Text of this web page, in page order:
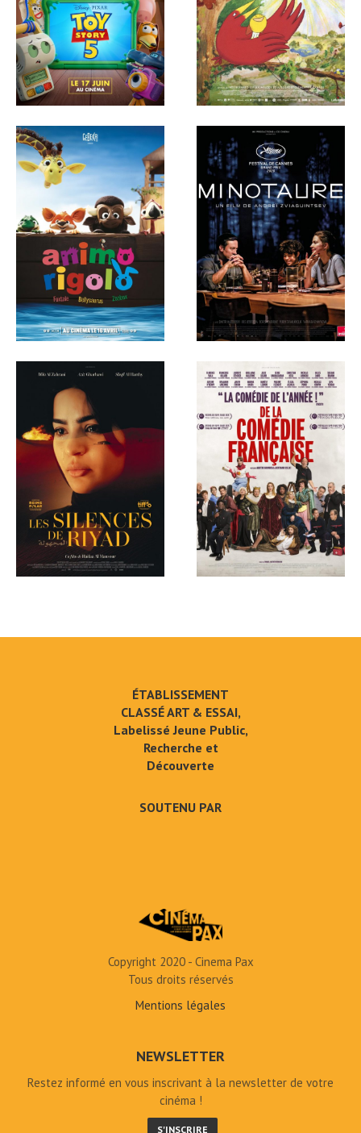
ÉTABLISSEMENT
CLASSÉ ART & ESSAI,
Labelissé Jeune Public,
Recherche et
Découverte
SOUTENU PAR
Copyright 2020 - Cinema Pax
Tous droits réservés
Mentions légales
NEWSLETTER
Restez informé en vous inscrivant à la newsletter de votre
cinéma !
S'INSCRIRE